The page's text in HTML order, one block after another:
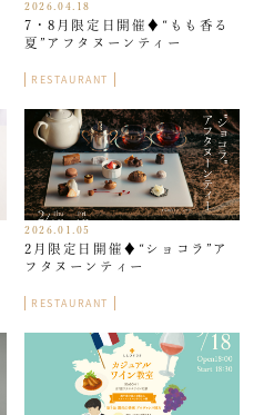
2026.04.18
7・8月限定日開催♦︎“もも香る
夏”アフタヌーンティー
RESTAURANT
2026.01.05
2月限定日開催♦︎“ショコラ”ア
フタヌーンティー
RESTAURANT